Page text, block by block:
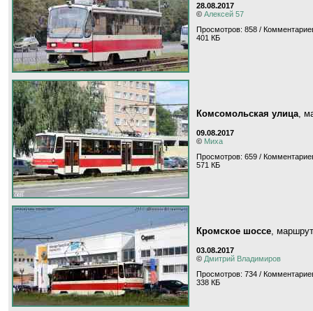
28.08.2017
© Алексей 57
Просмотров: 858 /
401 КБ
Комсомольская улица,
09.08.2017
© Миха
Просмотров: 659 /
571 КБ
Кромское шоссе,
03.08.2017
© Дмитрий Владимиров
Просмотров: 734 /
338 КБ